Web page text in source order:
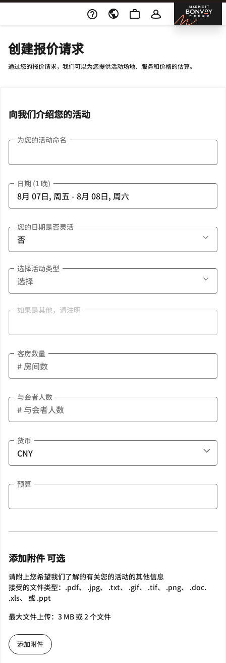
Skip To Content 邦
创建报价请求
通过您的报价请求，我们可以为您提供活动场地、服务和价格的估算。
向我们介绍您的活动
为您的活动命名
日期 (1 晚)
您的日期是否灵活
选择活动类型
如果是其他，请注明
客房数量
与会者人数
货币
预算
添加附件 可选
请附上您希望我们了解的有关您的活动的其他信息
接受的文件类型：.pdf、 .jpg、 .txt、 .gif、 .tif、 .png、 .doc.
.xls、 或 .ppt
最大文件上传：3 MB 或 2 个文件
添加附件